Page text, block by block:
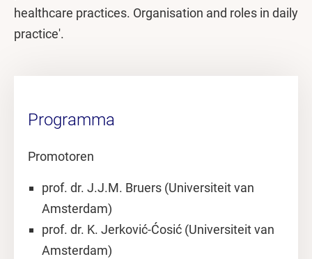
healthcare practices. Organisation and roles in daily
practice'.
Programma
Promotoren
prof. dr. J.J.M. Bruers (Universiteit van
Amsterdam)
prof. dr. K. Jerković-Ćosić (Universiteit van
Amsterdam)